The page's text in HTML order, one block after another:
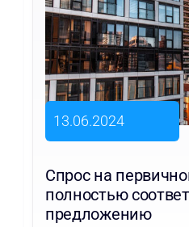
13.06.2024
Спрос на
полностью
предложению